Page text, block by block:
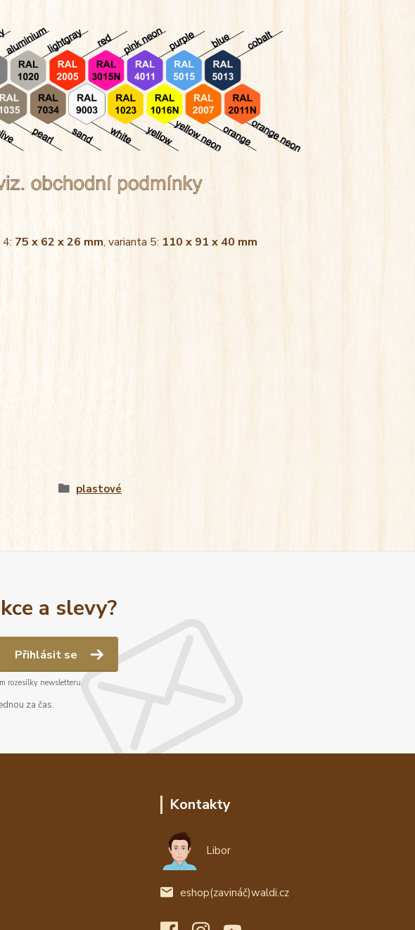
75 x 62 x 26 mm, varianta 5: 110 x 91 x 40 mm
plastové
a slevy?
Přihlásit se
rozesílky newsletteru.
za čas.
Kontakty
Libor
eshop(zavináč)waldi.cz